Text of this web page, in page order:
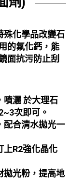
殊化學品改變石
的氟化鈣，能
面抗污防止刮
噴灑 於大理石
次即可。
配合清水拋光一
上R2強化晶化
拋光粉，提高地